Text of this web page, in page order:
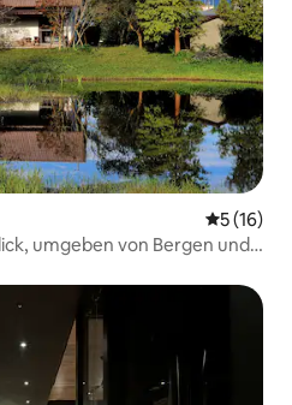
5 (16)
umgeben von Bergen und